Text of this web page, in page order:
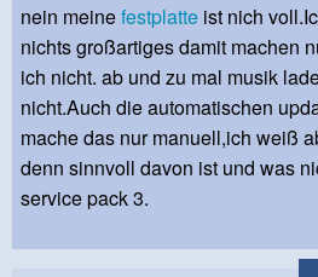
nein meinefestplatte ist nich
nichts großartiges damit machen
ich nicht. ab und zu mal musik
nicht.Auch die automatischen
mache das nur manuell,ich weiß
denn sinnvoll davon ist und was
service pack 3.